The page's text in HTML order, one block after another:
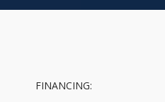
FINANCING: